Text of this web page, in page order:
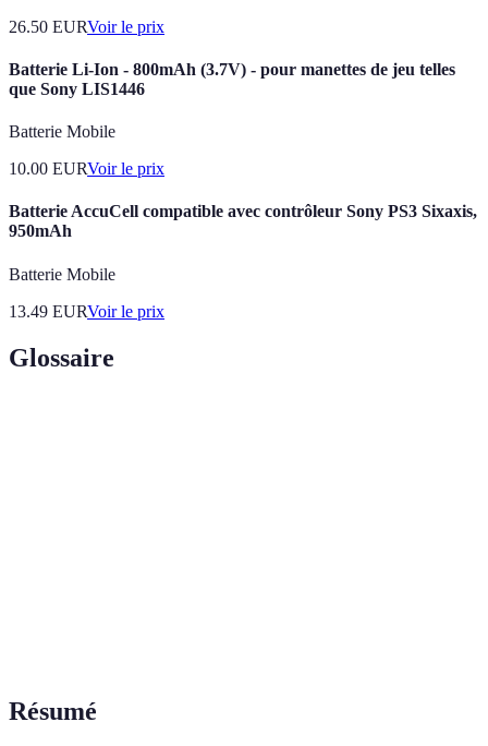
26.50 EURVoir le prix
Batterie Li-Ion - 800mAh (3.7V) - pour manettes de jeu telles
que Sony LIS1446
Batterie Mobile
10.00 EURVoir le prix
Batterie AccuCell compatible avec contrôleur Sony PS3 Sixaxis,
950mAh
Batterie Mobile
13.49 EURVoir le prix
Glossaire
Résumé